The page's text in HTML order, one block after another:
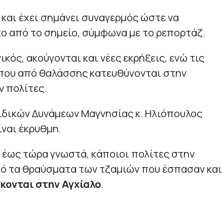
έχει σημάνει συναγερμός ώστε να
από το σημείο, σύμφωνα με το ρεπορτάζ.
ακούγονται και νέες εκρήξεις, ενώ τις
από θαλάσσης κατευθύνονται στην
πολίτες.
Δυνάμεων Μαγνησίας κ. Ηλιόπουλος
έκρυθμη.
τώρα γνωστά, κάποιοι πολίτες στην
τα θραύσματα των τζαμιών που έσπασαν και
στην Αγχίαλο.